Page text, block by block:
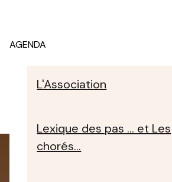
AGENDA
L'Association
Lexique des pas ... et Les
chorés...